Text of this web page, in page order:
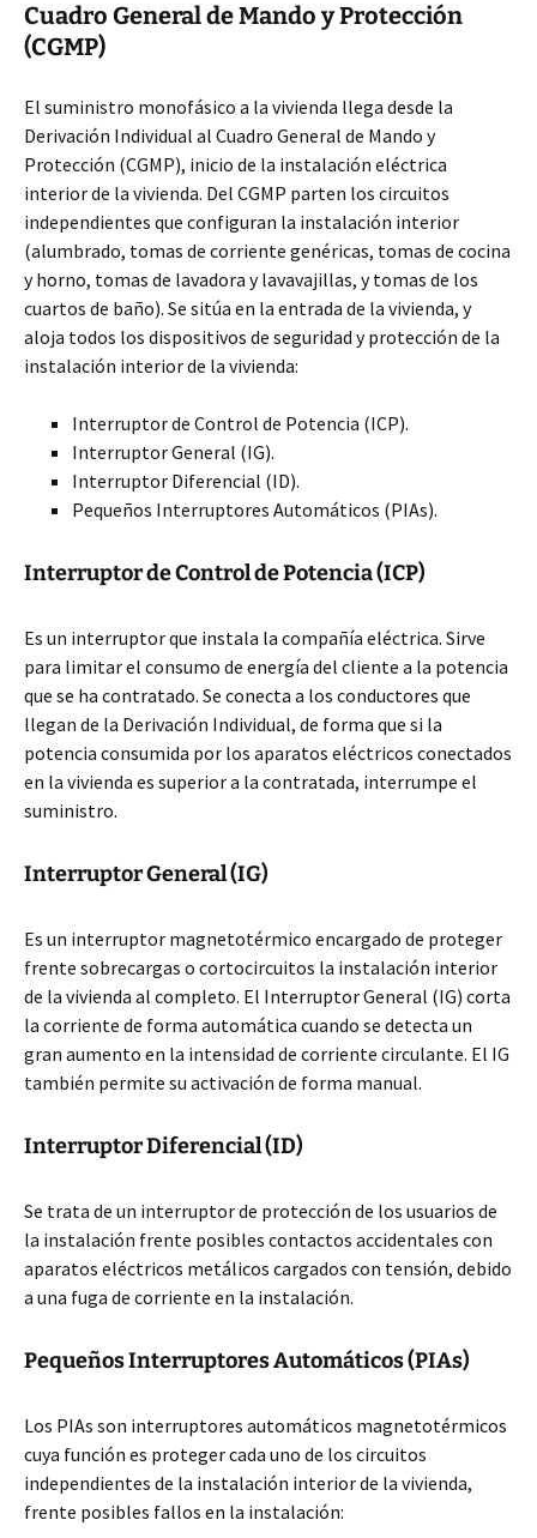
Cuadro General de Mando y Protección
(CGMP)
El suministro monofásico a la vivienda llega desde la
Derivación Individual al Cuadro General de Mando y
Protección (CGMP), inicio de la instalación eléctrica
interior de la vivienda. Del CGMP parten los circuitos
independientes que configuran la instalación interior
(alumbrado, tomas de corriente genéricas, tomas de cocina
y horno, tomas de lavadora y lavavajillas, y tomas de los
cuartos de baño). Se sitúa en la entrada de la vivienda, y
aloja todos los dispositivos de seguridad y protección de la
instalación interior de la vivienda:
Interruptor de Control de Potencia (ICP).
Interruptor General (IG).
Interruptor Diferencial (ID).
Pequeños Interruptores Automáticos (PIAs).
Interruptor de Control de Potencia (ICP)
Es un interruptor que instala la compañía eléctrica. Sirve
para limitar el consumo de energía del cliente a la potencia
que se ha contratado. Se conecta a los conductores que
llegan de la Derivación Individual, de forma que si la
potencia consumida por los aparatos eléctricos conectados
en la vivienda es superior a la contratada, interrumpe el
suministro.
Interruptor General (IG)
Es un interruptor magnetotérmico encargado de proteger
frente sobrecargas o cortocircuitos la instalación interior
de la vivienda al completo. El Interruptor General (IG) corta
la corriente de forma automática cuando se detecta un
gran aumento en la intensidad de corriente circulante. El IG
también permite su activación de forma manual.
Interruptor Diferencial (ID)
Se trata de un interruptor de protección de los usuarios de
la instalación frente posibles contactos accidentales con
aparatos eléctricos metálicos cargados con tensión, debido
a una fuga de corriente en la instalación.
Pequeños Interruptores Automáticos (PIAs)
Los PIAs son interruptores automáticos magnetotérmicos
cuya función es proteger cada uno de los circuitos
independientes de la instalación interior de la vivienda,
frente posibles fallos en la instalación: